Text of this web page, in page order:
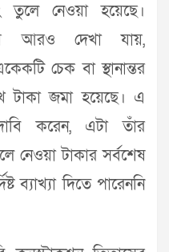
তুলে নেওয়া হয়েছে।
আরও দেখা যায়,
চেক বা স্থানান্তর
জমা হয়েছে। এ
করেন, এটা তাঁর
নেওয়া টাকার সর্বশেষ
ব্যাখ্যা দিতে পারেননি